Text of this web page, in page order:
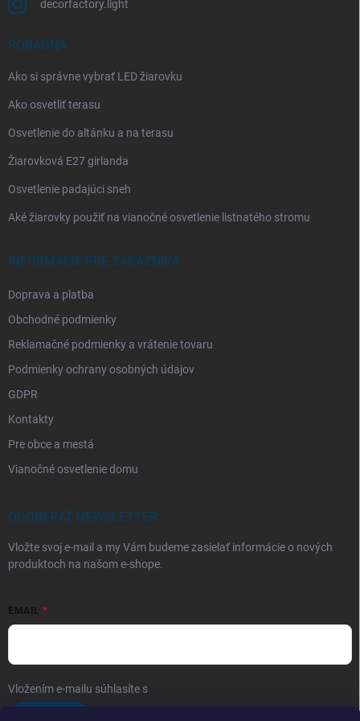
decorfactory.light
PORADŇA
Ako si správne vybrať LED žiarovku
Ako osvetliť terasu
Osvetlenie do altánku a na terasu
Žiarovková E27 girlanda
Osvetlenie padajúci sneh
Aké žiarovky použiť na vianočné osvetlenie listnatého stromu
INFORMÁCIE PRE ZÁKAZNÍKA
Doprava a platba
Obchodné podmienky
Reklamačné podmienky a vrátenie tovaru
Podmienky ochrany osobných údajov
GDPR
Kontakty
Pre obce a mestá
Vianočné osvetlenie domu
ODOBERAŤ NEWSLETTER
Vložte svoj e-mail a my Vám budeme zasielať informácie o nových
produktoch na našom e-shope.
EMAIL
Vložením e-mailu súhlasíte s